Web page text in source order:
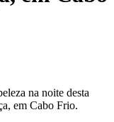
na noite desta
em Cabo Frio.